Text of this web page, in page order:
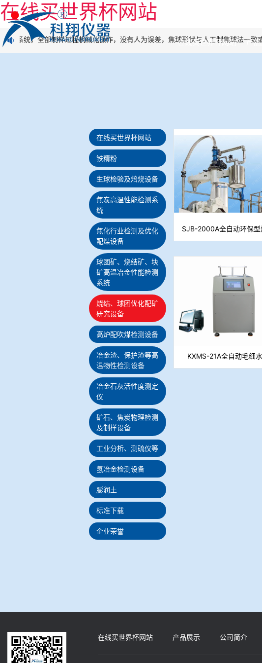
在线买世界杯网站
在线买世界杯网站 产
样系统，全部制样过程机械化操作，没有人为误差，焦球形状与人工制焦球法一致
在线买世界杯网站
铁精粉
生球检验及焙烧设备
焦炭高温性能检测系
统
焦化行业检测及优化
配煤设备
球团矿、烧结矿、块
矿高温冶金性能检测
系统
烧结、球团优化配矿
研究设备
高炉配吹煤检测设备
冶金渣、保护渣等高
温物性检测设备
冶金石灰活性度测定
仪
矿石、焦炭物理检测
及制样设备
工业分析、测硫仪等
氢冶金检测设备
膨润土
标准下载
企业荣誉
SJB-2000A全自动环保型
验系统
KXMS-21A全自动毛细
（重量法）
在线买世界杯网站 产品展示 公司简介